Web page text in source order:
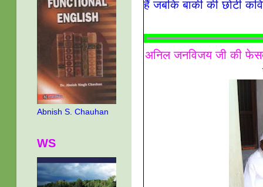
हैं जबकि बाकी की छोटी
अनिल जनविजय जी की
Abnish S. Chauhan
WS